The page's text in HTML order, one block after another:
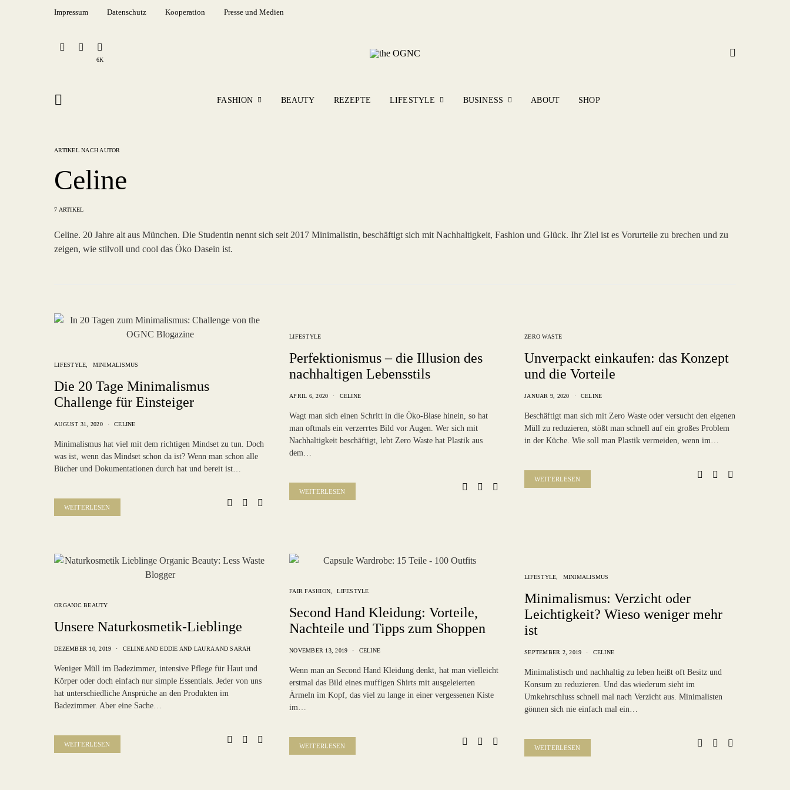
Impressum Datenschutz Kooperation Presse und Medien
6K
FASHION BEAUTY REZEPTE LIFESTYLE BUSINESS ABOUT SHOP
ARTIKEL NACH AUTOR
Celine
7 ARTIKEL
Celine. 20 Jahre alt aus München. Die Studentin nennt sich seit 2017 Minimalistin, beschäftigt sich mit Nachhaltigkeit, Fashion und Glück. Ihr Ziel ist es Vorurteile zu brechen und zu
zeigen, wie stilvoll und cool das Öko Dasein ist.
LIFESTYLE MINIMALISMUS
Die 20 Tage Minimalismus
Challenge für Einsteiger
AUGUST 31, 2020 CELINE
Minimalismus hat viel mit dem richtigen Mindset zu tun. Doch
was ist, wenn das Mindset schon da ist? Wenn man schon alle
Bücher und Dokumentationen durch hat und bereit ist…
WEITERLESEN
LIFESTYLE
Perfektionismus – die Illusion des
nachhaltigen Lebensstils
APRIL 6, 2020 CELINE
Wagt man sich einen Schritt in die Öko-Blase hinein, so hat
man oftmals ein verzerrtes Bild vor Augen. Wer sich mit
Nachhaltigkeit beschäftigt, lebt Zero Waste hat Plastik aus
dem…
WEITERLESEN
ZERO WASTE
Unverpackt einkaufen: das Konzept
und die Vorteile
JANUAR 9, 2020 CELINE
Beschäftigt man sich mit Zero Waste oder versucht den eigenen
Müll zu reduzieren, stößt man schnell auf ein großes Problem
in der Küche. Wie soll man Plastik vermeiden, wenn im…
WEITERLESEN
ORGANIC BEAUTY
Unsere Naturkosmetik-Lieblinge
DEZEMBER 10, 2019 CELINE ANDEDDIE AND LAURA ANDSARAH
Weniger Müll im Badezimmer, intensive Pflege für Haut und
Körper oder doch einfach nur simple Essentials. Jeder von uns
hat unterschiedliche Ansprüche an den Produkten im
Badezimmer. Aber eine Sache…
WEITERLESEN
FAIR FASHION LIFESTYLE
Second Hand Kleidung: Vorteile,
Nachteile und Tipps zum Shoppen
NOVEMBER 13, 2019 CELINE
Wenn man an Second Hand Kleidung denkt, hat man vielleicht
erstmal das Bild eines muffigen Shirts mit ausgeleierten
Ärmeln im Kopf, das viel zu lange in einer vergessenen Kiste
im…
WEITERLESEN
LIFESTYLE MINIMALISMUS
Minimalismus: Verzicht oder
Leichtigkeit? Wieso weniger mehr
ist
SEPTEMBER 2, 2019 CELINE
Minimalistisch und nachhaltig zu leben heißt oft Besitz und
Konsum zu reduzieren. Und das wiederum sieht im
Umkehrschluss schnell mal nach Verzicht aus. Minimalisten
gönnen sich nie einfach mal ein…
WEITERLESEN